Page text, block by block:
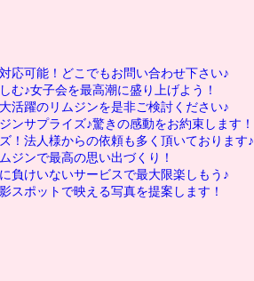
応可能！どこでもお問い合わせ下さい♪
む♪女子会を最高潮に盛り上げよう！
活躍のリムジンを是非ご検討ください♪
ンサプライズ♪驚きの感動をお約束します！
！法人様からの依頼も多く頂いております♪
ジンで最高の思い出づくり！
負けいないサービスで最大限楽しもう♪
スポットで映える写真を提案します！